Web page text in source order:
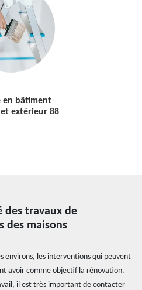
en bâtiment
extérieur 88
des travaux de
des maisons
environs, les interventions qui peuvent
avoir comme objectif la rénovation.
il est très important de contacter